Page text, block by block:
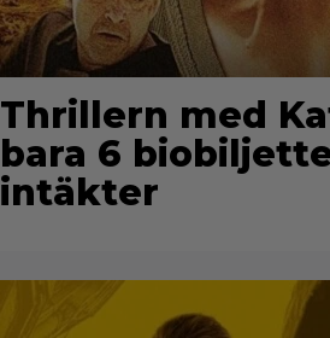
Thrillern med
bara 6
intäkter